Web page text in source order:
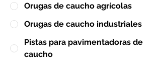
Orugas de caucho agrícolas
Orugas de caucho industriales
Pistas para pavimentadoras de
caucho